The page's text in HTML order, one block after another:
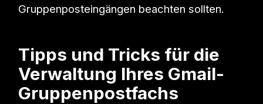
Gruppenposteingängen beachten sollten.
Tipps und Tricks für die
Verwaltung Ihres Gmail-
Gruppenpostfachs